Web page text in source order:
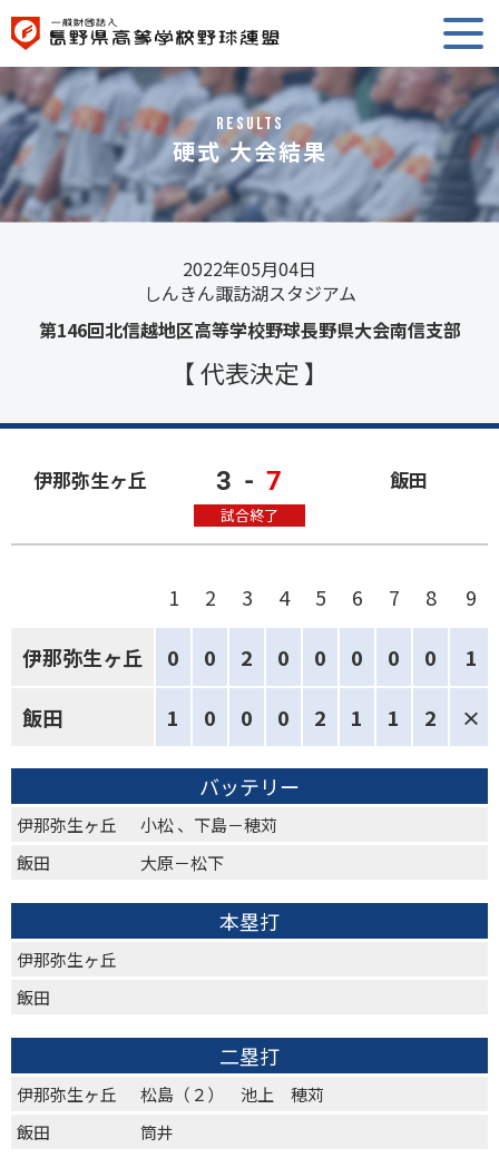
RESULTS
硬式 大会結果
2022年05月04日
しんきん諏訪湖スタジアム
第146回北信越地区高等学校野球長野県大会南信支部
【 代表決定 】
伊那弥生ヶ丘 3 - 7
試合終了
飯田
1 2 3 4 5 6 7 8 9
伊那弥生ヶ丘 0 0 2 0 0 0 0 0 1
飯田 1 0 0 0 2 1 1 2 ×
バッテリー
伊那弥生ヶ丘
小松 、下島－穂苅
飯田
大原－松下
本塁打
伊那弥生ヶ丘
飯田
二塁打
伊那弥生ヶ丘
松島（２） 池上 穂苅
飯田
筒井